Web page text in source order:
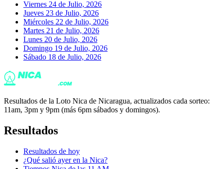
Viernes 24 de Julio, 2026
Jueves 23 de Julio, 2026
Miércoles 22 de Julio, 2026
Martes 21 de Julio, 2026
Lunes 20 de Julio, 2026
Domingo 19 de Julio, 2026
Sábado 18 de Julio, 2026
Resultados de la Loto Nica de Nicaragua, actualizados cada sorteo:
11am, 3pm y 9pm (más 6pm sábados y domingos).
Resultados
Resultados de hoy
¿Qué salió ayer en la Nica?